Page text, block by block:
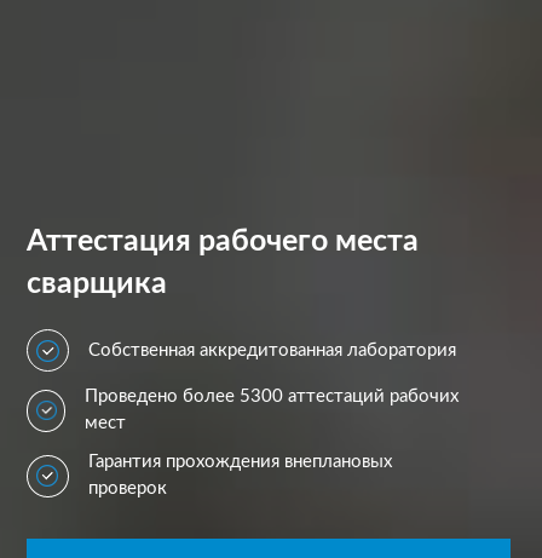
Аттестация рабочего места
сварщика
Собственная аккредитованная лаборатория
Проведено более 5300 аттестаций рабочих
мест
Гарантия прохождения внеплановых
проверок